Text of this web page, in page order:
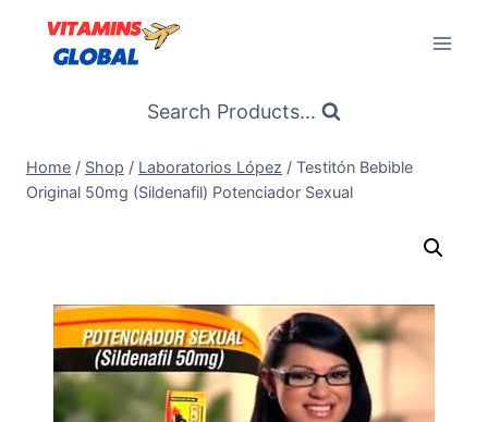
content
Search Products...
Home / Shop / Laboratorios López / Testitón Bebible
Original 50mg (Sildenafil) Potenciador Sexual